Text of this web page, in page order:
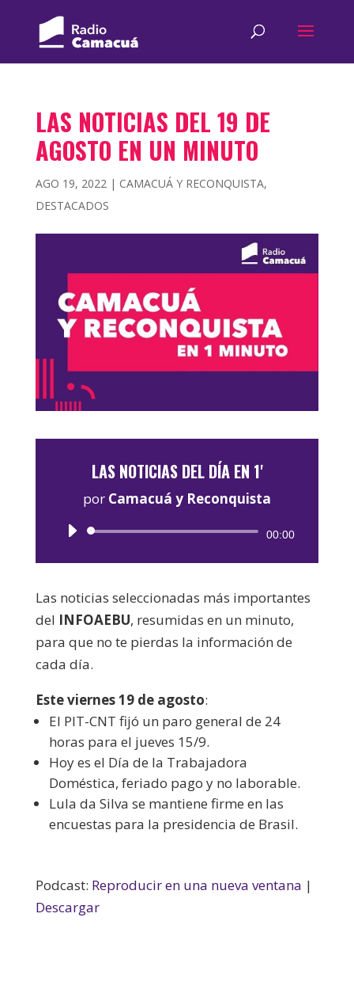
LAS NOTICIAS DEL 19 DE
AGOSTO EN UN MINUTO
AGO 19, 2022| CAMACUÁ Y RECONQUISTA,
DESTACADOS
LAS NOTICIAS DEL DÍA EN 1'
por Camacuá y Reconquista
Reproductor
00:00
Las noticias seleccionadas más importantes
del INFOAEBU, resumidas en un minuto,
para que no te pierdas la información de
cada día.
Este viernes 19 de agosto:
El PIT-CNT fijó un paro general de 24
horas para el jueves 15/9.
Hoy es el Día de la Trabajadora
Doméstica, feriado pago y no laborable.
Lula da Silva se mantiene firme en las
encuestas para la presidencia de Brasil.
Podcast: Reproducir en una nueva ventana |
Descargar